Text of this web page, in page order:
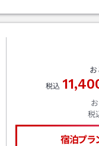
お
税込
税
宿泊プラ